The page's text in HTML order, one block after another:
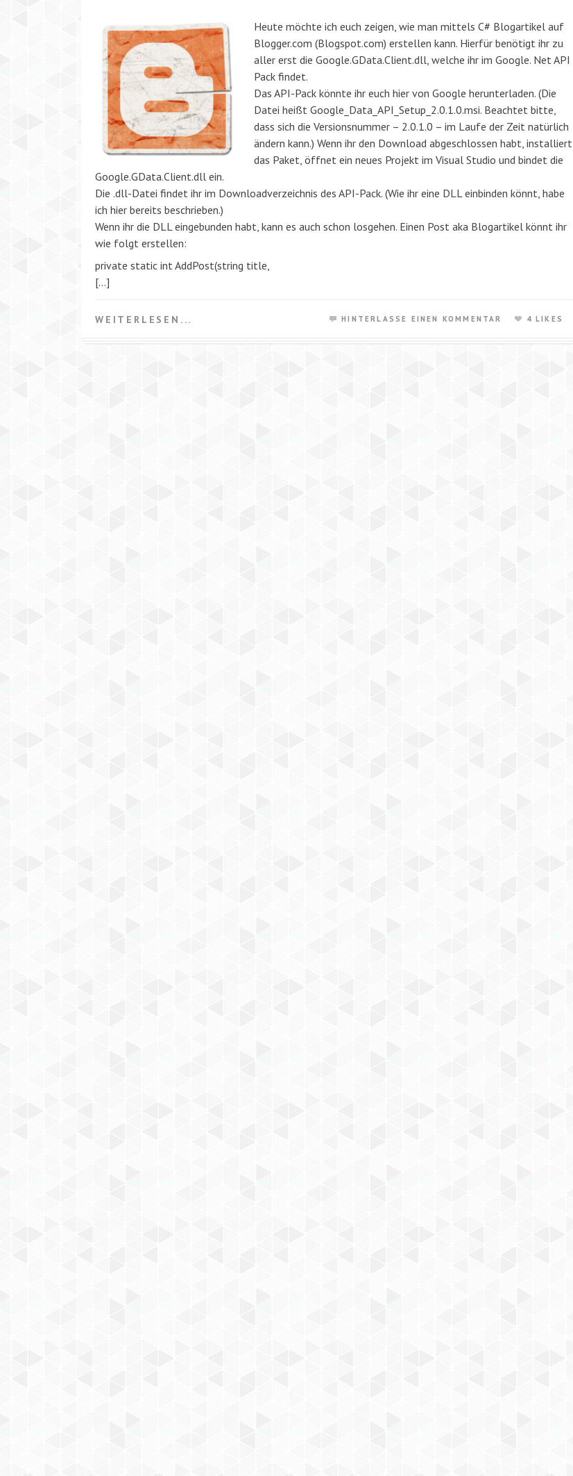
Heute möchte ich euch zeigen, wie man mittels C# Blogartikel auf
Blogger.com (Blogspot.com) erstellen kann. Hierfür benötigt ihr zu
aller erst die Google.GData.Client.dll, welche ihr im Google. Net API
Pack findet.
Das API-Pack könnte ihr euch hier von Google herunterladen. (Die
Datei heißt Google_Data_API_Setup_2.0.1.0.msi. Beachtet bitte,
dass sich die Versionsnummer – 2.0.1.0 – im Laufe der Zeit natürlich
ändern kann.) Wenn ihr den Download abgeschlossen habt, installiert
das Paket, öffnet ein neues Projekt im Visual Studio und bindet die
Google.GData.Client.dll ein.
Die .dll-Datei findet ihr im Downloadverzeichnis des API-Pack. (Wie ihr eine DLL einbinden könnt, habe
ich hier bereits beschrieben.)
Wenn ihr die DLL eingebunden habt, kann es auch schon losgehen. Einen Post aka Blogartikel könnt ihr
wie folgt erstellen:
private static int AddPost(string title,
[…]
WEITERLESEN... HINTERLASSE EINEN KOMMENTAR 4 LIKES